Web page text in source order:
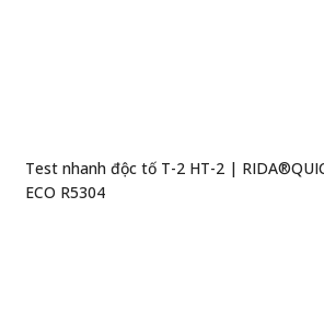
Test nhanh độc tố T-2 HT-2 |
ECO R5304